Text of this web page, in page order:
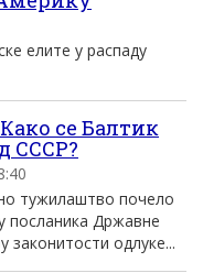
елите у распаду
се Балтик
СССР?
тужилаштво почело
посланика Државне
законитости одлуке...